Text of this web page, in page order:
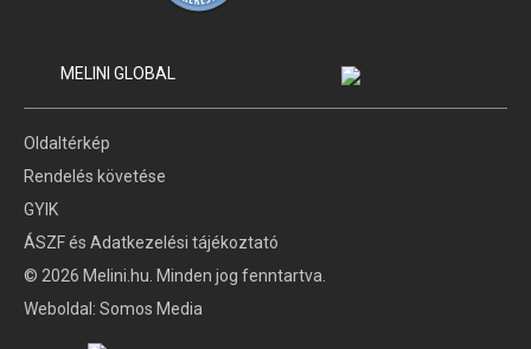
MELINI GLOBAL
Weboldal: Somos Media
© 2026 Melini.hu. Minden jog fenntartva.
ÁSZF és Adatkezelési tájékoztató
GYIK
Rendelés követése
Oldaltérkép